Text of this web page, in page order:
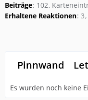
Beiträge 102
Erhaltene Reaktionen 3
Pinnwand
Es wurden noch keine